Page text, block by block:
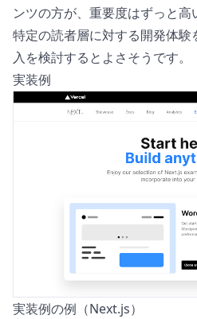
ンツの方が、重要度はずっと高
特定の読者層に対する開発体
入を検討するとよさそうです。
実装例
実装例の例（Next.js）